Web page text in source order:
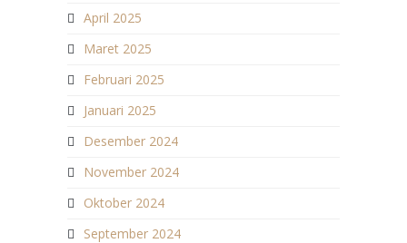
April 2025
Maret 2025
Februari 2025
Januari 2025
Desember 2024
November 2024
Oktober 2024
September 2024